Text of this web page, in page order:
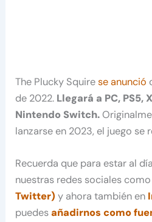
The Plucky Squirese anunció
de 2022. Llegará a PC, PS5,
Nintendo Switch.
lanzarse en 2023, el juego se
Recuerda que para estar al
nuestras redes sociales
Twitter) y ahora también en
puedesañadirnos como